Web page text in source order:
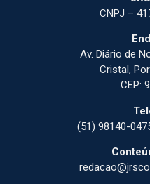
CNPJ –
Av. Diário de
Cristal,
CEP:
(51) 98140-